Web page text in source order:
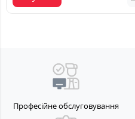
Професійне обслуговування